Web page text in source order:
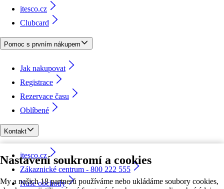
Nastavení soukromí a cookies
My a našich 18 partnerů používáme nebo ukládáme soubory cookies,
itesco.cz
Clubcard
Pomoc s prvním nákupem
Jak nakupovat
Registrace
Rezervace času
Oblíbené
Kontakt
itesco.cz
Zákaznické centrum - 800 222 555
Naše obchody